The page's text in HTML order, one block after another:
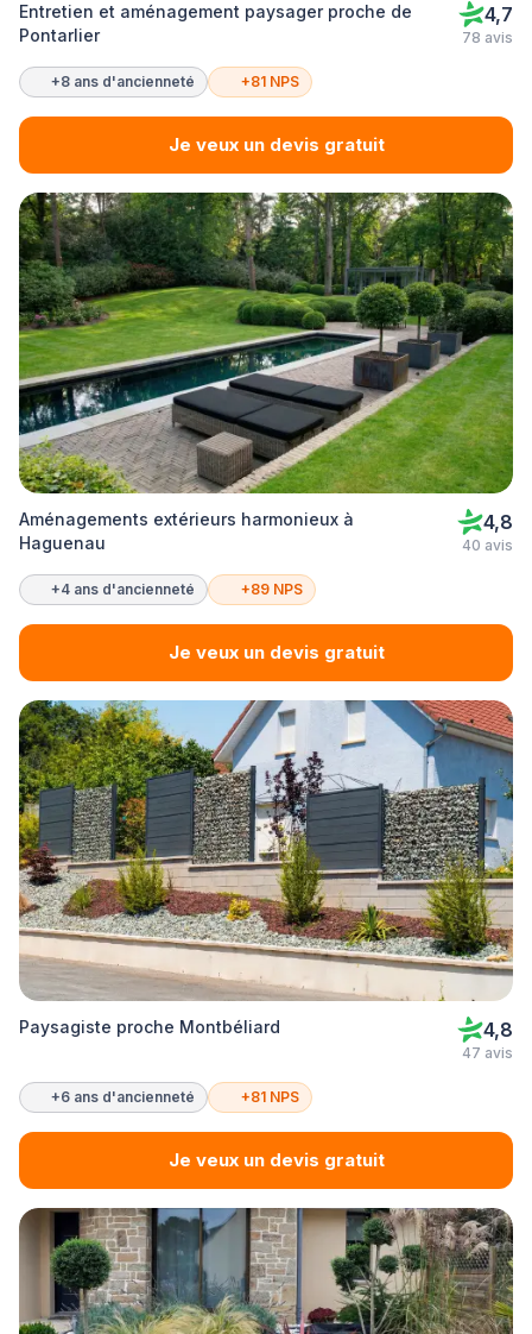
Entretien et aménagement paysager proche de
Pontarlier
4,7
78 avis
+8 ans d'ancienneté +81 NPS
Je veux un devis gratuit
Aménagements extérieurs harmonieux à
Haguenau
4,8
40 avis
+4 ans d'ancienneté +89 NPS
Je veux un devis gratuit
Paysagiste proche Montbéliard 4,8
47 avis
+6 ans d'ancienneté +81 NPS
Je veux un devis gratuit